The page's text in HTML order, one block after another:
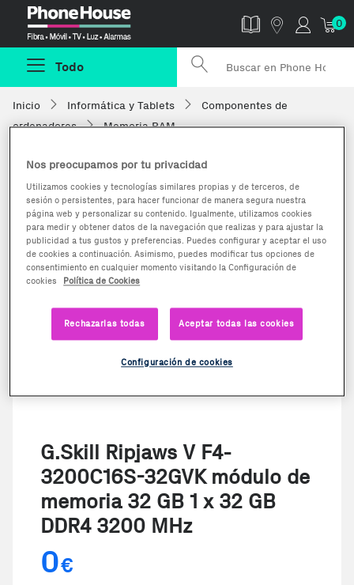
0
Todo
Inicio Informática y Tablets
Componentes de
ordenadores
Memoria RAM
G.Skill Ripjaws V F4-
3200C16S-32GVK módulo de
memoria 32 GB 1 x 32 GB
DDR4 3200 MHz
0€
Nos preocupamos por tu privacidad
Utilizamos cookies y tecnologías similares propias y de terceros, de
sesión o persistentes, para hacer funcionar de manera segura nuestra
página web y personalizar su contenido. Igualmente, utilizamos cookies
para medir y obtener datos de la navegación que realizas y para ajustar la
publicidad a tus gustos y preferencias. Puedes configurar y aceptar el uso
de cookies a continuación. Asimismo, puedes modificar tus opciones de
consentimiento en cualquier momento visitando la Configuración de
cookies
Política de Cookies
Rechazarlas todas Aceptar todas las cookies
Configuración de cookies